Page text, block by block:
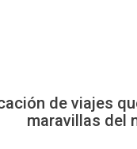
de viajes
maravillas del